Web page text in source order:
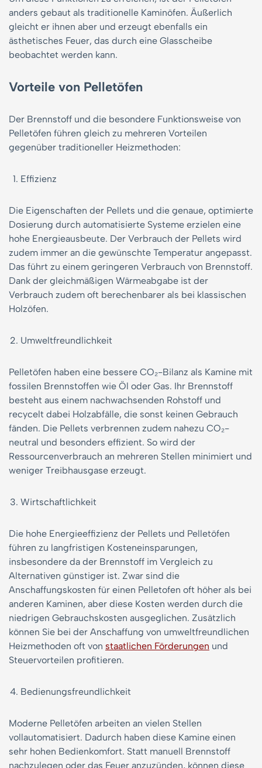
anders gebaut als traditionelle Kaminöfen. Äußerlich
gleicht er ihnen aber und erzeugt ebenfalls ein
ästhetisches Feuer, das durch eine Glasscheibe
beobachtet werden kann.
Vorteile von Pelletöfen
Der Brennstoff und die besondere Funktionsweise von
Pelletöfen führen gleich zu mehreren Vorteilen
gegenüber traditioneller Heizmethoden:
Effizienz
Die Eigenschaften der Pellets und die genaue, optimierte
Dosierung durch automatisierte Systeme erzielen eine
hohe Energieausbeute. Der Verbrauch der Pellets wird
zudem immer an die gewünschte Temperatur angepasst.
Das führt zu einem geringeren Verbrauch von Brennstoff.
Dank der gleichmäßigen Wärmeabgabe ist der
Verbrauch zudem oft berechenbarer als bei klassischen
Holzöfen.
Umweltfreundlichkeit
Pelletöfen haben eine bessere CO₂-Bilanz als Kamine mit
fossilen Brennstoffen wie Öl oder Gas. Ihr Brennstoff
besteht aus einem nachwachsenden Rohstoff und
recycelt dabei Holzabfälle, die sonst keinen Gebrauch
fänden. Die Pellets verbrennen zudem nahezu CO₂-
neutral und besonders effizient. So wird der
Ressourcenverbrauch an mehreren Stellen minimiert und
weniger Treibhausgase erzeugt.
Wirtschaftlichkeit
Die hohe Energieeffizienz der Pellets und Pelletöfen
führen zu langfristigen Kosteneinsparungen,
insbesondere da der Brennstoff im Vergleich zu
Alternativen günstiger ist. Zwar sind die
Anschaffungskosten für einen Pelletofen oft höher als bei
anderen Kaminen, aber diese Kosten werden durch die
niedrigen Gebrauchskosten ausgeglichen. Zusätzlich
können Sie bei der Anschaffung von umweltfreundlichen
Heizmethoden oft von staatlichen Förderungen und
Steuervorteilen profitieren.
Bedienungsfreundlichkeit
Moderne Pelletöfen arbeiten an vielen Stellen
vollautomatisiert. Dadurch haben diese Kamine einen
sehr hohen Bedienkomfort. Statt manuell Brennstoff
nachzulegen oder das Feuer anzuzünden, können diese